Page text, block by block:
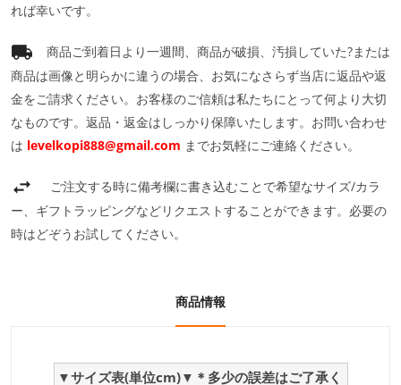
れば幸いです。
商品ご到着日より一週間、商品が破損、汚損していた?または
商品は画像と明らかに違うの場合、お気になさらず当店に返品や返
金をご請求ください。お客様のご信頼は私たちにとって何より大切
なものです。返品・返金はしっかり保障いたします。お問い合わせ
は levelkopi888@gmail.com までお気軽にご連絡ください。
ご注文する時に備考欄に書き込むことで希望なサイズ/カラ
ー、ギフトラッピングなどリクエストすることができます。必要の
時はどぞうお試してください。
商品情報
▼サイズ表(単位cm)▼＊多少の誤差はご了承く